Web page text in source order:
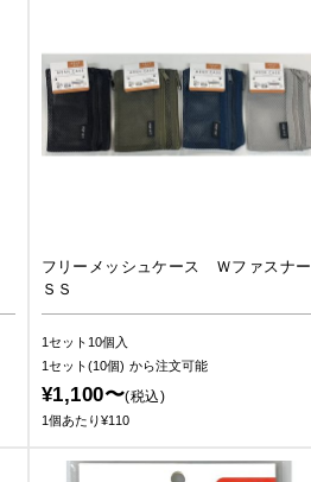
フリーメッシュケース Ｗファスナー
ＳＳ
1セット10個入
1セット(10個) から注文可能
¥1,100〜(税込)
1個あたり¥110